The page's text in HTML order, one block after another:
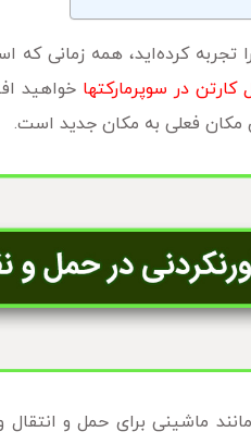
تجربه کرده‌اید، همه زمانی
در سوپرمارکتها خواهید
مکان فعلی به مکان جدید است.
ماشینی برای حمل و انتقال